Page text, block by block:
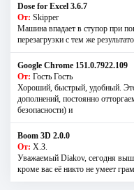
Dose for Excel 3.6.7
От: Skipper
Машина впадает в ступор при
перезагрузки с тем же
Google Chrome 151.0.7922.109
От: Гость Гость
Хороший, быстрый, удобный.
дополнений, постоянно
безопасности) и
Boom 3D 2.0.0
От: Х.З.
Уважаемый Diakov, сегодня
кроме вас её никто не умеет